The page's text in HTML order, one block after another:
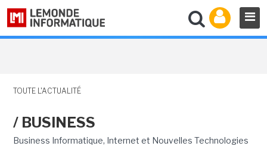
TOUTE L'ACTUALITÉ
/ BUSINESS
Business Informatique, Internet et Nouvelles Technologies